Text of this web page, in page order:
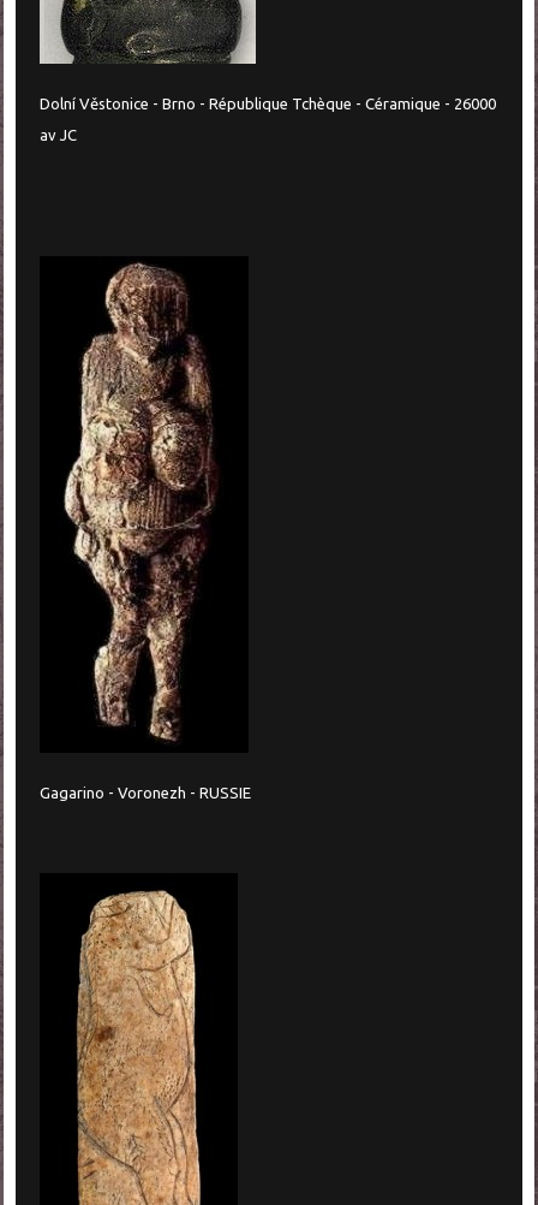
Dolní Věstonice - Brno - République Tchèque - Céramique - 26000
av JC
Gagarino - Voronezh - RUSSIE